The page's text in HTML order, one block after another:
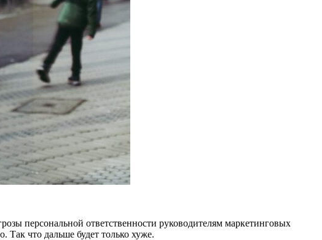
персональной ответственности руководителям маркетинговых
что дальше будет только хуже.